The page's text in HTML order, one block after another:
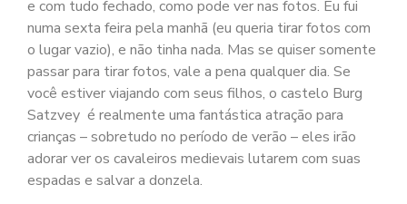
e com tudo fechado, como pode ver nas fotos. Eu fui
numa sexta feira pela manhã (eu queria tirar fotos com
o lugar vazio), e não tinha nada. Mas se quiser somente
passar para tirar fotos, vale a pena qualquer dia. Se
você estiver viajando com seus filhos, o castelo Burg
Satzvey é realmente uma fantástica atração para
crianças – sobretudo no período de verão – eles irão
adorar ver os cavaleiros medievais lutarem com suas
espadas e salvar a donzela.